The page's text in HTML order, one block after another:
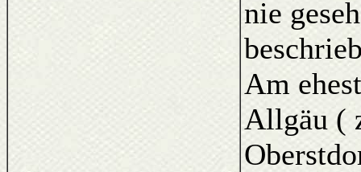
nie
Am
Allgäu (